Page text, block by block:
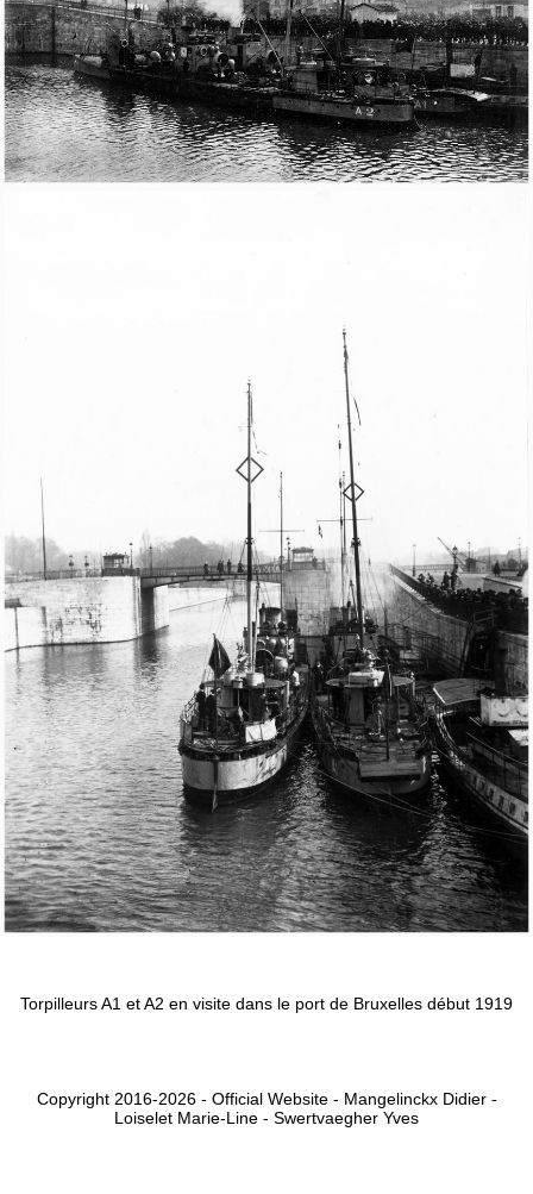
Torpilleurs A1 et A2 en visite dans le port de Bruxelles début 1919
Copyright 2016-2026 - Official Website - Mangelinckx Didier -
Loiselet Marie-Line - Swertvaegher Yves